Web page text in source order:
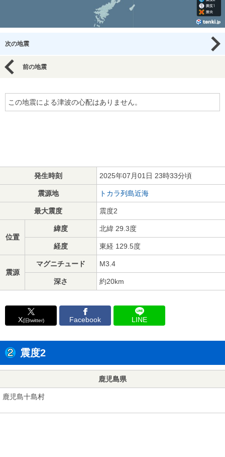
次の地震
前の地震
この地震による津波の心配はありません。
発生時刻 2025年07月01日 23時33分頃
震源地 トカラ列島近海
最大震度 震度2
位置
緯度 北緯 29.3度
経度 東経 129.5度
震源
マグニチュード M3.4
深さ 約20km
X(旧twitter) Facebook LINE
震度2
鹿児島県
鹿児島十島村